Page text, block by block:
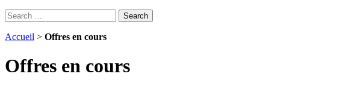
Search
for:
Search
Accueil > Offres en cours
Offres en cours